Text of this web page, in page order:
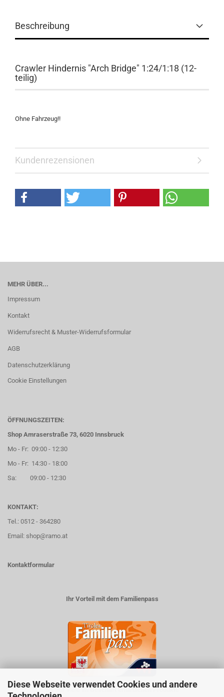
Diese Webseite verwendet Cookies und andere
Beschreibung
Crawler Hindernis "Arch Bridge" 1:24/1:18 (12-
teilig)
Ohne Fahrzeug!!
Kundenrezensionen
MEHR ÜBER...
Impressum
Kontakt
Widerrufsrecht & Muster-Widerrufsformular
AGB
Datenschutzerklärung
Cookie Einstellungen
ÖFFNUNGSZEITEN:
Shop Amraserstraße 73, 6020 Innsbruck
Mo - Fr: 09:00 - 12:30
Mo - Fr: 14:30 - 18:00
Sa: 09:00 - 12:30
KONTAKT:
Tel.: 0512 - 364280
Email: shop@ramo.at
Kontaktformular
Ihr Vorteil mit dem Familienpass
5% auf viele im Geschäft erhältlichen Produkte